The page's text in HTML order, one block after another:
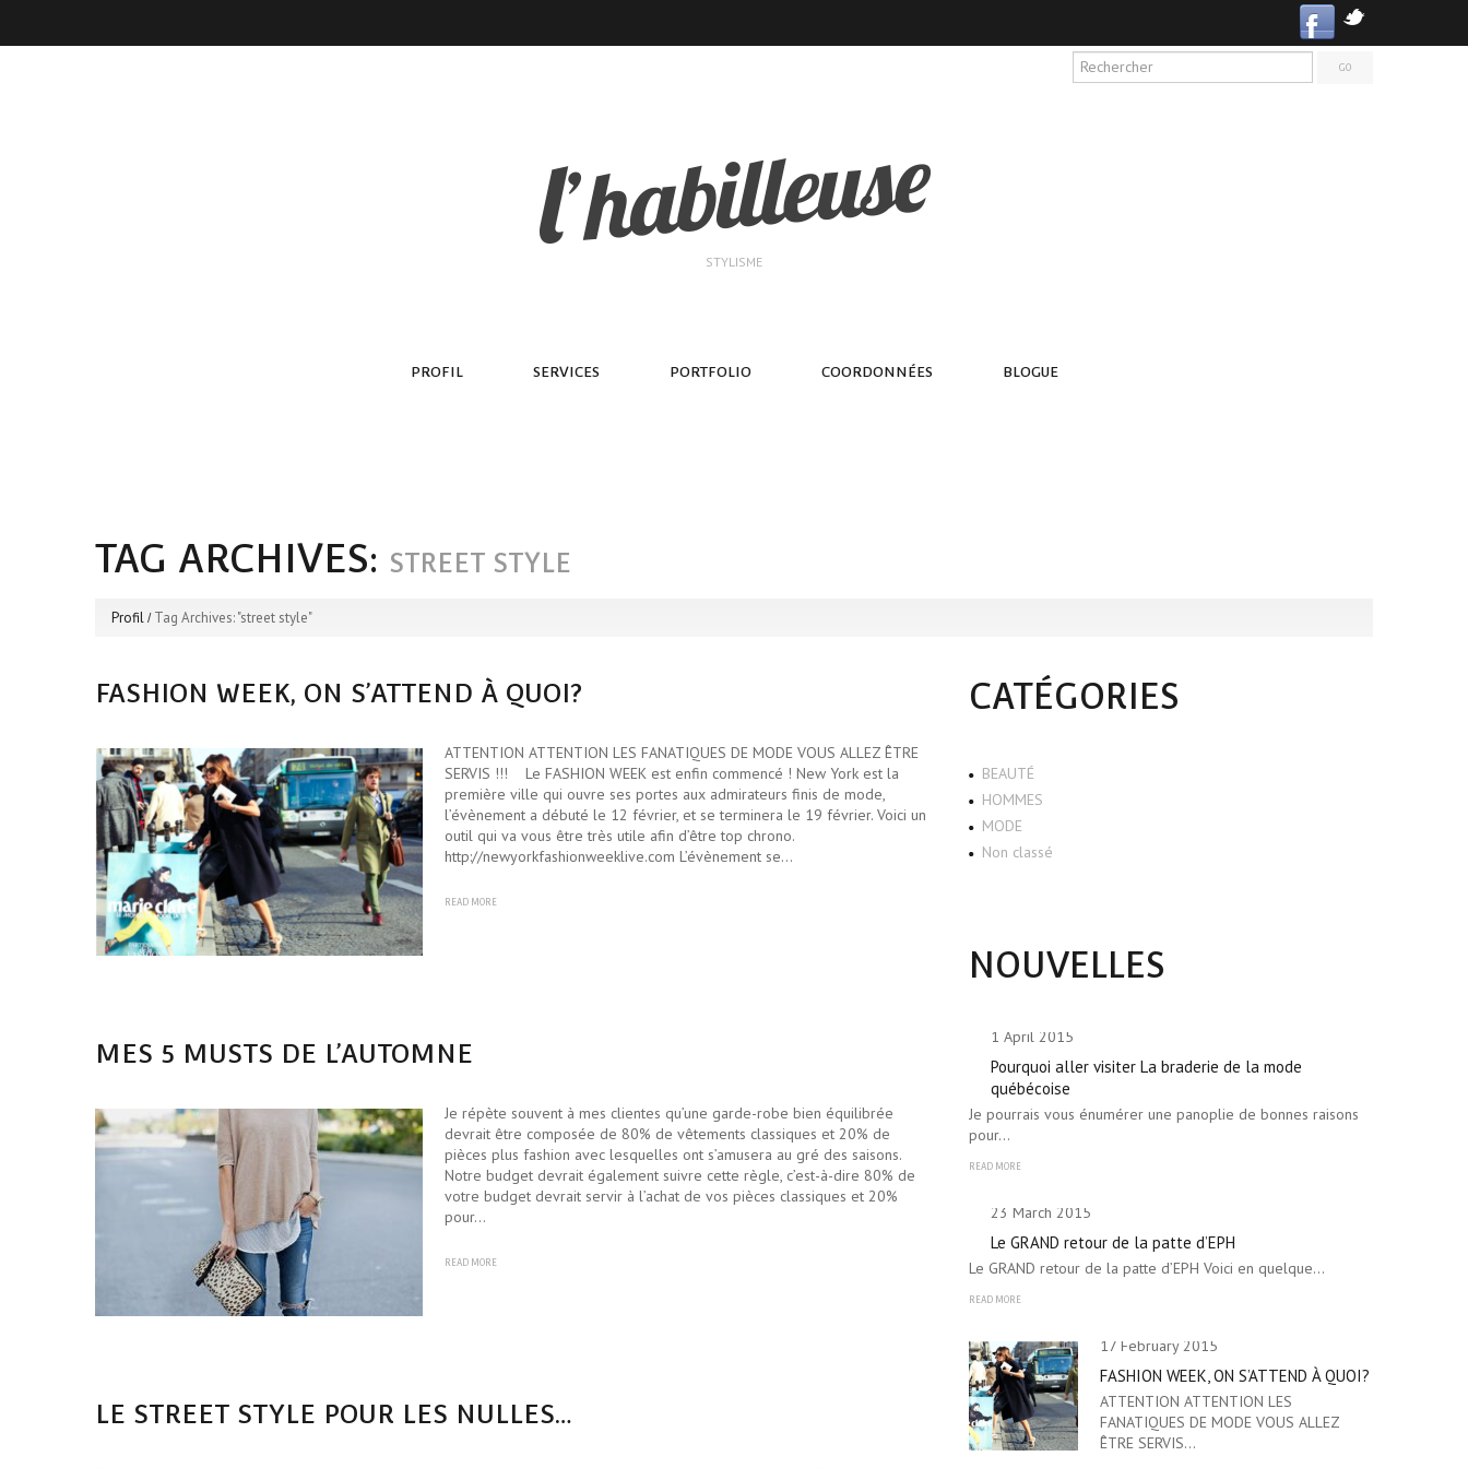
STYLISME
PROFIL SERVICES PORTFOLIO COORDONNÉES BLOGUE
TAG ARCHIVES: STREET STYLE
Profil Tag Archives: "street style"
FASHION WEEK, ON S’ATTEND À QUOI?
ATTENTION ATTENTION LES FANATIQUES DE MODE VOUS ALLEZ ÊTRE
SERVIS !!! Le FASHION WEEK est enfin commencé ! New York est la
première ville qui ouvre ses portes aux admirateurs finis de mode,
l’évènement a débuté le 12 février, et se terminera le 19 février. Voici un
outil qui va vous être très utile afin d’être top chrono.
http://newyorkfashionweeklive.com L’évènement se…
READ MORE
MES 5 MUSTS DE L’AUTOMNE
Je répète souvent à mes clientes qu’une garde-robe bien équilibrée
devrait être composée de 80% de vêtements classiques et 20% de
pièces plus fashion avec lesquelles ont s’amusera au gré des saisons.
Notre budget devrait également suivre cette règle, c’est-à-dire 80% de
votre budget devrait servir à l’achat de vos pièces classiques et 20%
pour…
READ MORE
LE STREET STYLE POUR LES NULLES…
CATÉGORIES
BEAUTÉ
HOMMES
MODE
Non classé
NOUVELLES
1 April 2015
Pourquoi aller visiter La braderie de la mode
québécoise
Je pourrais vous énumérer une panoplie de bonnes raisons
pour…
READ MORE
23 March 2015
Le GRAND retour de la patte d’EPH
Le GRAND retour de la patte d’EPH Voici en quelque…
READ MORE
17 February 2015
FASHION WEEK, ON S’ATTEND À QUOI?
ATTENTION ATTENTION LES
FANATIQUES DE MODE VOUS ALLEZ
ÊTRE SERVIS…